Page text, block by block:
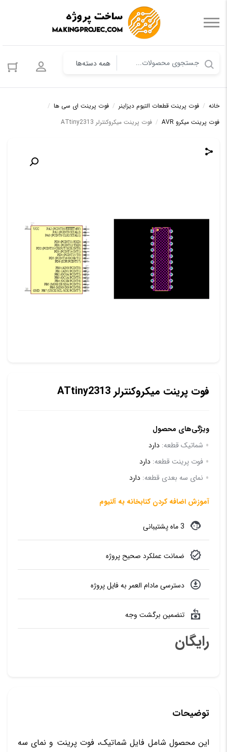
ورود به
خانه / فوت پرینت قطعات التیوم دیزاینر / فوت پرینت ای سی ها /
فوت پرینت میکرو AVR
/ فوت پرینت میکروکنترلر ATtiny2313
فوت پرینت میکروکنترلر ATtiny2313
ویژگی‌های محصول
شماتیک قطعه: دارد
فوت پرینت قطعه: دارد
نمای سه بعدی قطعه: دارد
آموزش اضافه کردن کتابخانه به آلتیوم
3 ماه پشتیبانی
ضمانت عملکرد صحیح پروژه
دسترسی مادام العمر به فایل پروژه
تنضمین برگشت وجه
رایگان
توضیحات
این محصول شامل فایل شماتیک، فوت پرینت و نمای سه